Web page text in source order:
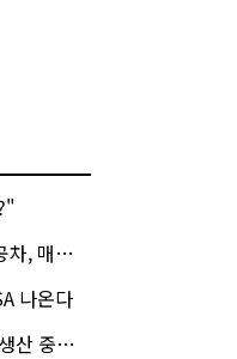
공할까
나온다
단한다